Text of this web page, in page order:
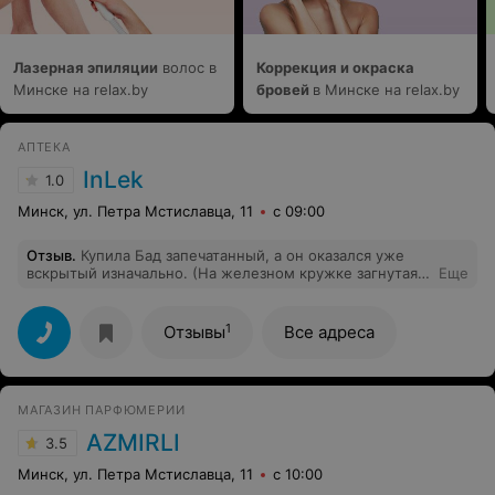
Лазерная эпиляции волос в
Минске на relax.by
Коррекция и окраска
бровей в Минске на relax.by
АПТЕКА
1.0 InLek
Минск, ул. Петра Мстиславца, 11 с 09:00
Отзыв. Купила Бад запечатанный, а он оказался уже
вскрытый изначально. (На железном кружке загнутая
- оказалось 28 вместо 30. Как это понимать и, куда
обращаться с такими вопросами? Ужасное отношение,
покупаю в этой атптеке первый раз и, видимо
последний.
Еще
Отзывы1 Все адреса
МАГАЗИН ПАРФЮМЕРИИ
3.5 AZMIRLI
Минск, ул. Петра Мстиславца, 11 с 10:00